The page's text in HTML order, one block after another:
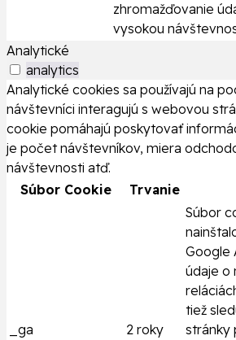
zhromažďovanie
vysokou
Analytické
analytics
Analytické cookies sa používajú na
návštevníci interagujú s webovou
cookie pomáhajú poskytovať
je počet návštevníkov, miera
návštevnosti atď.
Súbor Cookie
Trvanie
_ga 2 roky
Súbor
Google
údaje o
tiež
stránky